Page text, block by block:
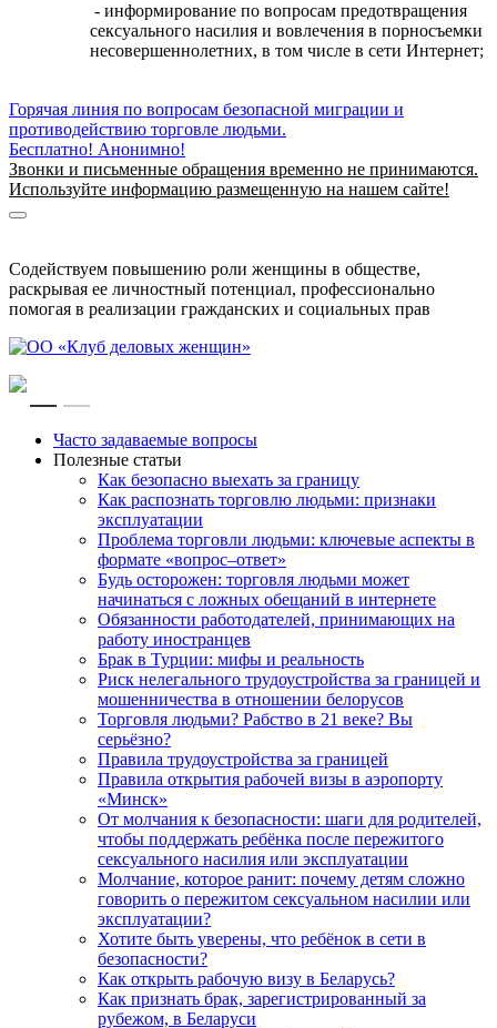
- информирование по вопросам предотвращения
сексуального насилия и вовлечения в порносъемки
несовершеннолетних, в том числе в сети Интернет;
Горячая линия по вопросам безопасной миграции и
противодействию торговле людьми.
Бесплатно! Анонимно!
Звонки и письменные обращения временно не принимаются.
Используйте информацию размещенную на нашем сайте!
Содействуем повышению роли женщины в обществе,
раскрывая ее личностный потенциал, профессионально
помогая в реализации гражданских и социальных прав
RUEN
Часто задаваемые вопросы
Полезные статьи
Как безопасно выехать за границу
Как распознать торговлю людьми: признаки
эксплуатации
Проблема торговли людьми: ключевые аспекты в
формате «вопрос–ответ»
Будь осторожен: торговля людьми может
начинаться с ложных обещаний в интернете
Обязанности работодателей, принимающих на
работу иностранцев
Брак в Турции: мифы и реальность
Риск нелегального трудоустройства за границей и
мошенничества в отношении белорусов
Торговля людьми? Рабство в 21 веке? Вы
серьёзно?
Правила трудоустройства за границей
Правила открытия рабочей визы в аэропорту
«Минск»
От молчания к безопасности: шаги для родителей,
чтобы поддержать ребёнка после пережитого
сексуального насилия или эксплуатации
Молчание, которое ранит: почему детям сложно
говорить о пережитом сексуальном насилии или
эксплуатации?
Хотите быть уверены, что ребёнок в сети в
безопасности?
Как открыть рабочую визу в Беларусь?
Как признать брак, зарегистрированный за
рубежом, в Беларуси